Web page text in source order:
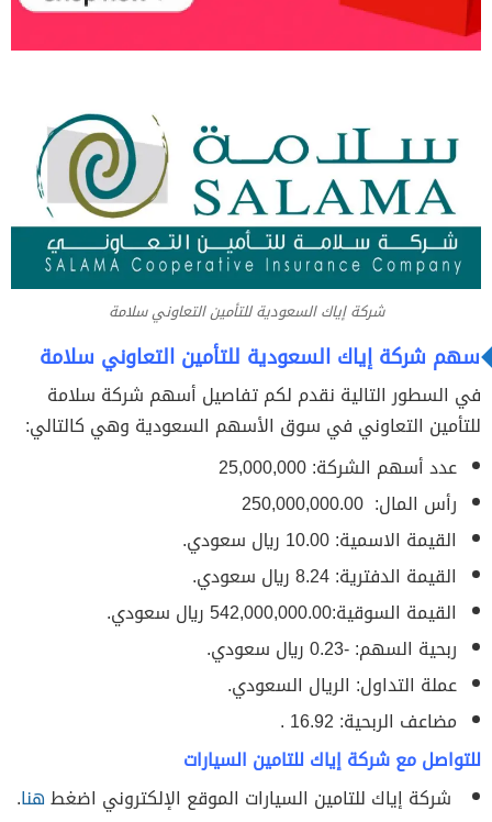
شركة إياك السعودية للتأمين التعاوني سلامة
سهم شركة إياك السعودية للتأمين التعاوني سلامة
في السطور التالية نقدم لكم تفاصيل أسهم شركة سلامة
للتأمين التعاوني في سوق الأسهم السعودية وهي كالتالي:
عدد أسهم الشركة: 25,000,000
رأس المال: 250,000,000.00
القيمة الاسمية: 10.00 ريال سعودي.
القيمة الدفترية: 8.24 ريال سعودي.
القيمة السوقية:542,000,000.00 ريال سعودي.
ربحية السهم: -0.23 ريال سعودي.
عملة التداول: الريال السعودي.
مضاعف الربحية: 16.92 .
للتواصل مع شركة إياك للتامين السيارات
شركة إياك للتامين السيارات الموقع الإلكتروني اضغطهنا.